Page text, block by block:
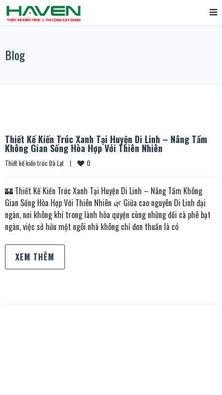
Blog
Thiết Kế Kiến Trúc Xanh Tại Huyện Di Linh – Nâng Tầm
Không Gian Sống Hòa Hợp Với Thiên Nhiên
Thiết kế kiến trúc Đà Lạt | 0
🏰 Thiết Kế Kiến Trúc Xanh Tại Huyện Di Linh – Nâng Tầm Không
Gian Sống Hòa Hợp Với Thiên Nhiên 🌿 Giữa cao nguyên Di Linh đại
ngàn, nơi không khí trong lành hòa quyện cùng những đồi cà phê bạt
ngàn, việc sở hữu một ngôi nhà không chỉ đơn thuần là có
XEM THÊM